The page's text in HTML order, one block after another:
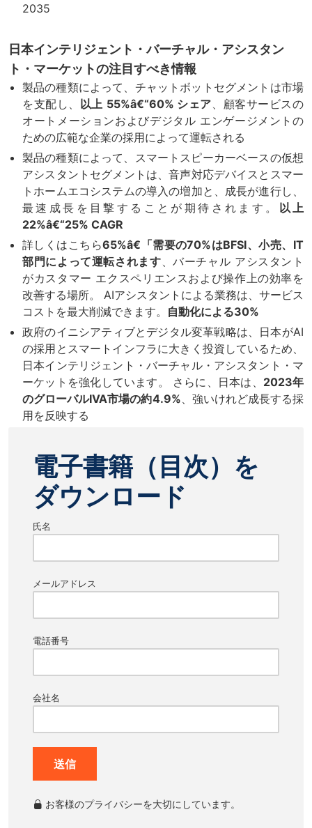
2035
日本インテリジェント・バーチャル・アシスタン
ト・マーケットの注目すべき情報
製品の種類によって、チャットボットセグメントは市場
を支配し、 以上 55%â€“60% シェア 、顧客サービスの
オートメーションおよびデジタル エンゲージメントの
ための広範な企業の採用によって運転される
製品の種類によって、スマートスピーカーベースの仮想
アシスタントセグメントは、音声対応デバイスとスマー
トホームエコシステムの導入の増加と、成長が進行し、
最速成長を目撃することが期待されます。 以上
22%â€“25% CAGR
詳しくはこちら65%â€「需要の70%はBFSI、小売、IT
部門によって運転されます 、バーチャル アシスタント
がカスタマー エクスペリエンスおよび操作上の効率を
改善する場所。 AIアシスタントによる業務は、サービス
コストを最大削減できます。 自動化による30%
政府のイニシアティブとデジタル変革戦略は、日本がAI
の採用とスマートインフラに大きく投資しているため、
日本インテリジェント・バーチャル・アシスタント・マ
ーケットを強化しています。 さらに、日本は、 2023年
のグローバルIVA市場の約4.9% 、強いけれど成長する採
用を反映する
電子書籍（目次）を
ダウンロード
氏名
メールアドレス
電話番号
会社名
送信
お客様のプライバシーを大切にしています。